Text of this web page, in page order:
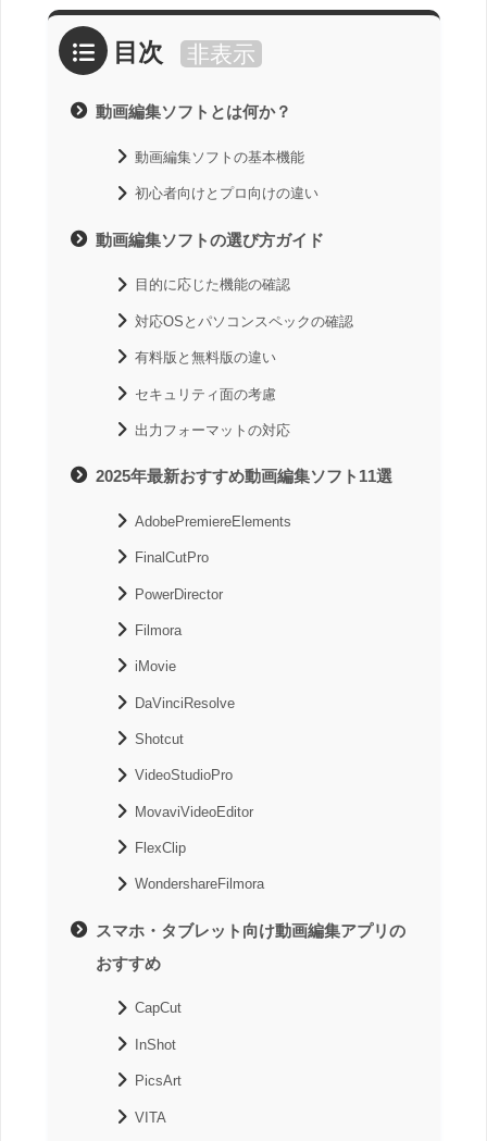
目次 非表示
動画編集ソフトとは何か？
動画編集ソフトの基本機能
初心者向けとプロ向けの違い
動画編集ソフトの選び方ガイド
目的に応じた機能の確認
対応OSとパソコンスペックの確認
有料版と無料版の違い
セキュリティ面の考慮
出力フォーマットの対応
2025年最新おすすめ動画編集ソフト11選
AdobePremiereElements
FinalCutPro
PowerDirector
Filmora
iMovie
DaVinciResolve
Shotcut
VideoStudioPro
MovaviVideoEditor
FlexClip
WondershareFilmora
スマホ・タブレット向け動画編集アプリの
おすすめ
CapCut
InShot
PicsArt
VITA